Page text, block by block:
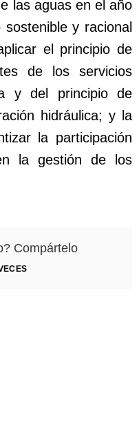
las aguas en el año
y racional
el principio de
de los servicios
y del principio de
hidráulica; y la
la participación
la gestión de los
Compártelo